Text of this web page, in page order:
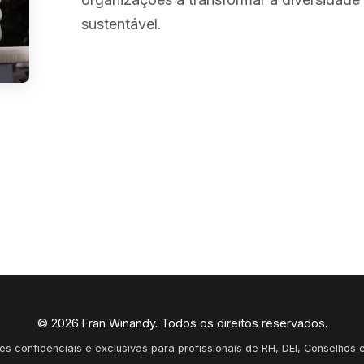
sustentável.
© 2026 Fran Winandy. Todos os direitos reservados.
confidenciais e exclusivas para profissionais de RH, DEI, Conselhos